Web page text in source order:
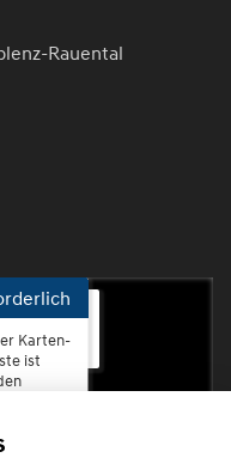
Rauental
Rauental
Karten-
ist